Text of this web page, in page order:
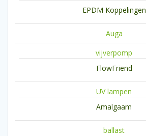
EPDM Koppelingen
Auga
vijverpomp
FlowFriend
UV lampen
Amalgaam
ballast